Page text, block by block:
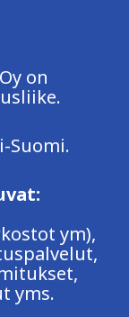
on
Suomi.
ym),
yms.